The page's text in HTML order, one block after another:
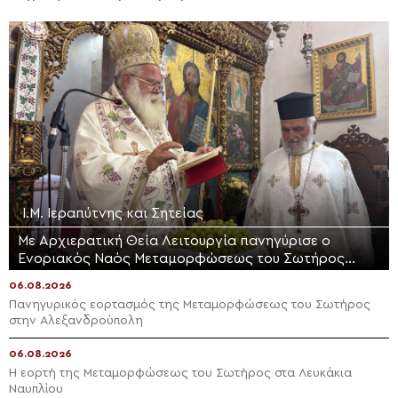
Ι.Μ. Ιεραπύτνης και Σητείας
Με Αρχιερατική Θεία Λειτουργία πανηγύρισε ο
Ενοριακός Ναός Μεταμορφώσεως του Σωτήρος
06.08.2026
Πανηγυρικός εορτασμός της Μεταμορφώσεως του Σωτήρος
στην Αλεξανδρούπολη
06.08.2026
Η εορτή της Μεταμορφώσεως του Σωτήρος στα Λευκάκια
Ναυπλίου